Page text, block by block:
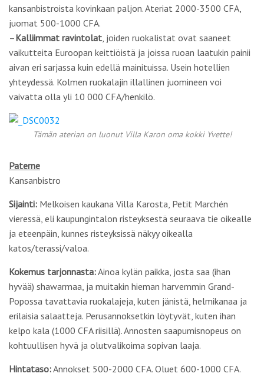
kansanbistroista kovinkaan paljon. Ateriat 2000-3500 CFA,
juomat 500-1000 CFA.
–Kalliimmat ravintolat, joiden ruokalistat ovat saaneet
vaikutteita Euroopan keittiöistä ja joissa ruoan laatukin painii
aivan eri sarjassa kuin edellä mainituissa. Usein hotellien
yhteydessä. Kolmen ruokalajin illallinen juomineen voi
vaivatta olla yli 10 000 CFA/henkilö.
Tämän aterian on luonut Villa Karon oma kokki Yvette!
Paterne
Kansanbistro
Sijainti: Melkoisen kaukana Villa Karosta, Petit Marchén
vieressä, eli kaupungintalon risteyksestä seuraava tie oikealle
ja eteenpäin, kunnes risteyksissä näkyy oikealla
katos/terassi/valoa.
Kokemus tarjonnasta:Ainoa kylän paikka, josta saa (ihan
hyvää) shawarmaa, ja muitakin hieman harvemmin Grand-
Popossa tavattavia ruokalajeja, kuten jänistä, helmikanaa ja
erilaisia salaatteja. Perusannoksetkin löytyvät, kuten ihan
kelpo kala (1000 CFA riisillä). Annosten saapumisnopeus on
kohtuullisen hyvä ja olutvalikoima sopivan laaja.
Hintataso:Annokset 500-2000 CFA. Oluet 600-1000 CFA.